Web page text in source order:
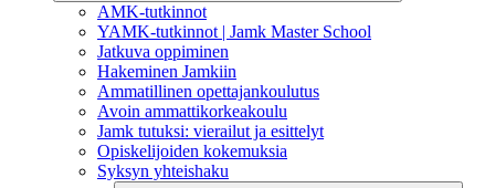
AMK-tutkinnot
YAMK-tutkinnot | Jamk Master School
Jatkuva oppiminen
Hakeminen Jamkiin
Ammatillinen opettajankoulutus
Avoin ammattikorkeakoulu
Jamk tutuksi: vierailut ja esittelyt
Opiskelijoiden kokemuksia
Syksyn yhteishaku